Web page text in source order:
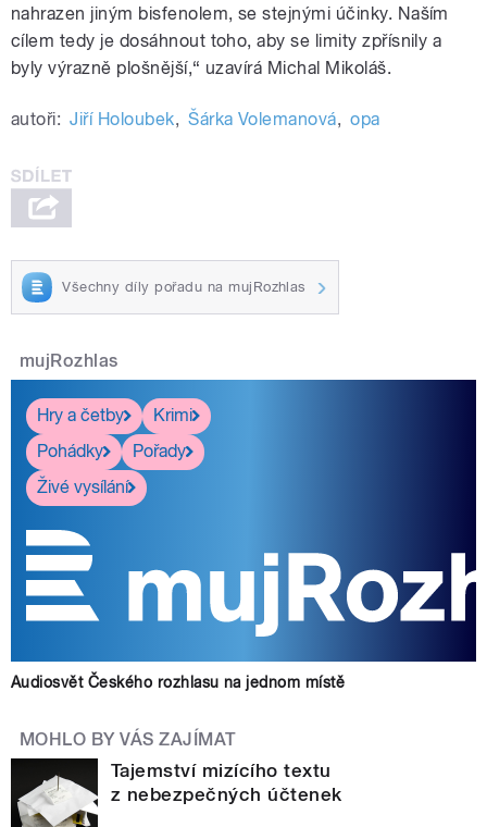
nahrazen jiným bisfenolem, se stejnými účinky. Naším
cílem tedy je dosáhnout toho, aby se limity zpřísnily a
byly výrazně plošnější,“ uzavírá Michal Mikoláš.
autoři: Jiří Holoubek, Šárka Volemanová, opa
Všechny díly pořadu na mujRozhlas
mujRozhlas
Hry a četby
Krimi
Pohádky
Pořady
Živé vysílání
Audiosvět Českého rozhlasu na jednom místě
MOHLO BY VÁS ZAJÍMAT
Tajemství mizícího textu
z nebezpečných účtenek